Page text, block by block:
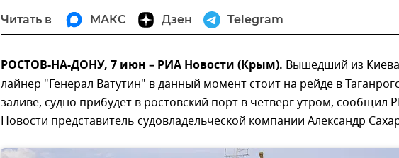
Читать в МАКС Дзен Telegram
РОСТОВ-НА-ДОНУ, 7 июн – РИА Новости (Крым). Вышедший из Киева
лайнер "Генерал Ватутин" в данный момент стоит на рейде в
заливе, судно прибудет в ростовский порт в четверг утром, сообщил
Новости представитель судовладельческой компании Александр